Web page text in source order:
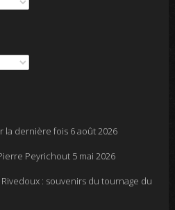
la dernière fois 6 août 2026
Peyrichout 5 mai 2026
: souvenirs du tournage du